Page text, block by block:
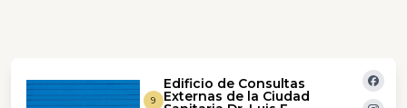
9
Edificio de Consultas
Externas de la Ciudad